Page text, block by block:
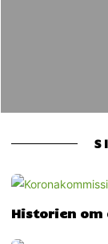
Historien om